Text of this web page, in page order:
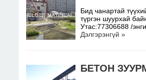
Бид чанартай
түргэн шуурхай
Утас:77306688 /
Дэлгэрэнгүй »
БЕТОН